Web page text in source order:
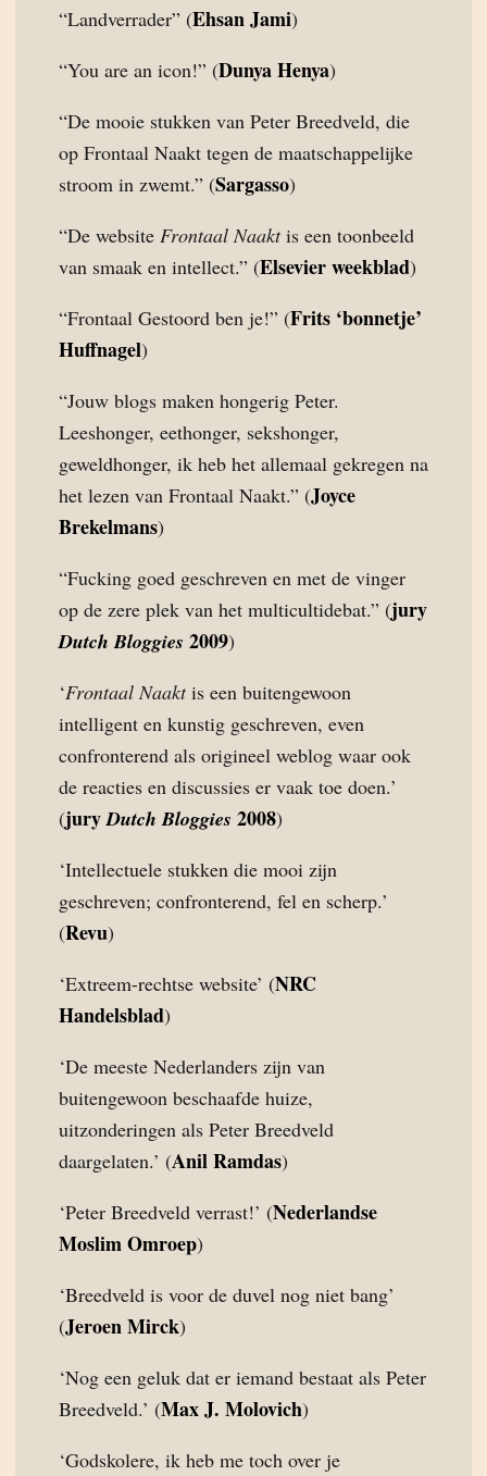
“Landverrader” (Ehsan Jami)
“You are an icon!” (Dunya Henya)
“De mooie stukken van Peter Breedveld, die
op Frontaal Naakt tegen de maatschappelijke
stroom in zwemt.” (Sargasso)
“De website Frontaal Naaktis een toonbeeld
van smaak en intellect.” (Elsevier weekblad)
“Frontaal Gestoord ben je!” (Frits ‘bonnetje’
Huffnagel)
“Jouw blogs maken hongerig Peter.
Leeshonger, eethonger, sekshonger,
geweldhonger, ik heb het allemaal gekregen na
het lezen van Frontaal Naakt.” (Joyce
Brekelmans)
“Fucking goed geschreven en met de vinger
op de zere plek van het multicultidebat.” (jury
Dutch Bloggies 2009)
‘Frontaal Naaktis een buitengewoon
intelligent en kunstig geschreven, even
confronterend als origineel weblog waar ook
de reacties en discussies er vaak toe doen.’
(juryDutch Bloggies 2008)
‘Intellectuele stukken die mooi zijn
geschreven; confronterend, fel en scherp.’
(Revu)
‘Extreem-rechtse website’ (NRC
Handelsblad)
‘De meeste Nederlanders zijn van
buitengewoon beschaafde huize,
uitzonderingen als Peter Breedveld
daargelaten.’ (Anil Ramdas)
‘Peter Breedveld verrast!’ (Nederlandse
Moslim Omroep)
‘Breedveld is voor de duvel nog niet bang’
(Jeroen Mirck)
‘Nog een geluk dat er iemand bestaat als Peter
Breedveld.’ (Max J. Molovich)
‘Godskolere, ik heb me toch over je